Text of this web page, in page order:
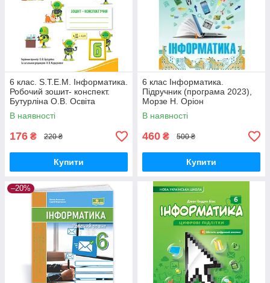
6 клас. S.T.E.M. Інформатика.
Робочий зошит- конспект.
Бутурліна О.В. Освіта
В наявності
176 ₴ 220 ₴
Купити
6 клас Інформатика.
Підручник (програма 2023),
Морзе Н. Оріон
В наявності
460 ₴ 500 ₴
Купити
–20%